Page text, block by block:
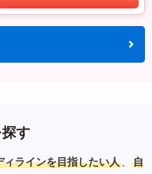
す
ィラインを目指したい人 、
自